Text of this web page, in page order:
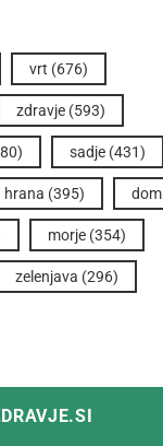
vrt (676)
zdravje (593)
sadje (431)
hrana (395) dom
morje (354)
zelenjava (296)